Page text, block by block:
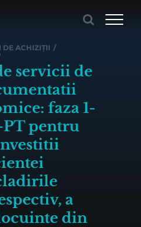
DE ACHIZIȚII /
servicii de
faza 1-
PT pentru
a
din